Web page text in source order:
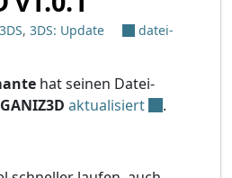
3DS, 3DS: Update
datei-
hat seinen Datei-
aktualisiert
.